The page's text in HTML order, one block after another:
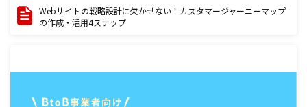
Webサイトの戦略設計に欠かせない！カスタマージャーニーマップ
の作成・活用4ステップ